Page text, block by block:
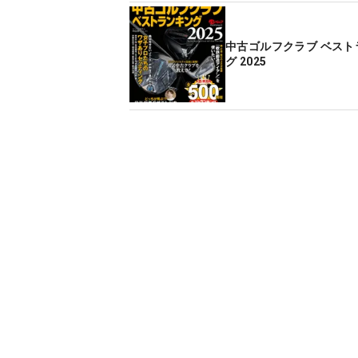
中古ゴルフクラブ ベスト
グ 2025